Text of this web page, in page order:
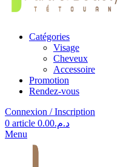
Catégories
Visage
Cheveux
Accessoire
Promotion
Rendez-vous
Connexion / Inscription
0 article د.م.0.00
Menu